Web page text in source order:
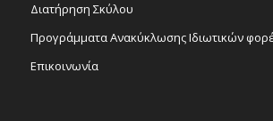
Διατήρηση Σκύλου
Προγράμματα Ανακύκλωσης Ιδιωτικών
Επικοινωνία